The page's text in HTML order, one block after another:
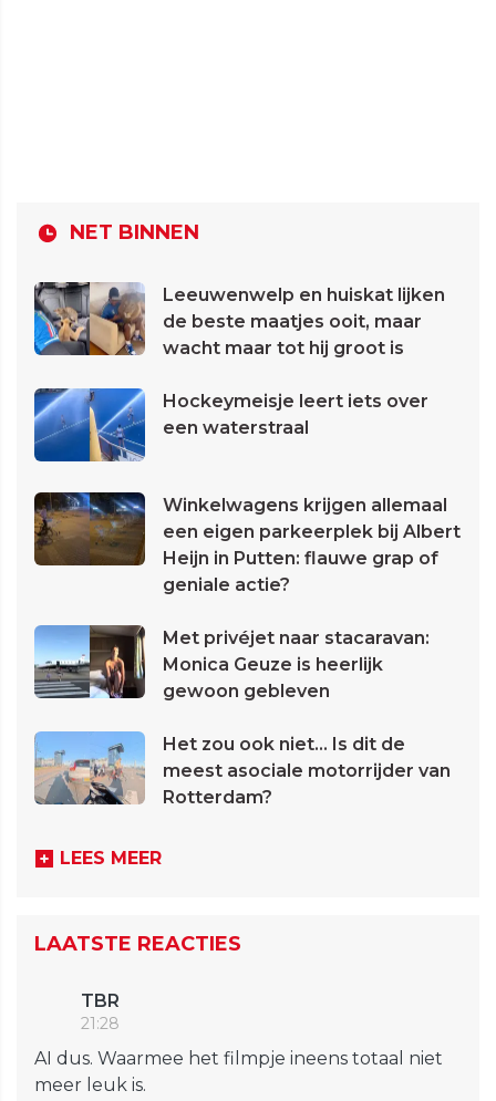
NET BINNEN
Leeuwenwelp en huiskat lijken
de beste maatjes ooit, maar
wacht maar tot hij groot is
Hockeymeisje leert iets over
een waterstraal
Winkelwagens krijgen allemaal
een eigen parkeerplek bij Albert
Heijn in Putten: flauwe grap of
geniale actie?
Met privéjet naar stacaravan:
Monica Geuze is heerlijk
gewoon gebleven
Het zou ook niet... Is dit de
meest asociale motorrijder van
Rotterdam?
LEES MEER
LAATSTE REACTIES
TBR
21:28
AI dus. Waarmee het filmpje ineens totaal niet
meer leuk is.